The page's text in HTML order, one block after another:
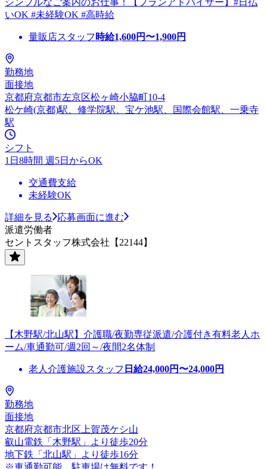
いOK #未経験OK #高時給
量販店スタッフ 時給1,600円〜1,900円
勤務地
面接地
京都府京都市左京区松ヶ崎小脇町10-4
松ケ崎(京都)駅、修学院駅、宝ケ池駅、国際会館駅、一乗寺
駅
シフト
1日8時間 週5日からOK
交通費支給
未経験OK
詳細を見る
応募画面に進む
派遣労働者
セントスタッフ株式会社【22144】
【木野駅/北山駅】介護職/夜勤専従派遣/介護付き有料老人ホ
ーム/車通勤可/週2回～/夜間2名体制
老人介護施設スタッフ 日給24,000円〜24,000円
勤務地
面接地
京都府京都市北区上賀茂ケシ山
叡山電鉄「木野駅」より徒歩20分
地下鉄「北山駅」より徒歩16分
※車通勤可能、駐車場は無料です！